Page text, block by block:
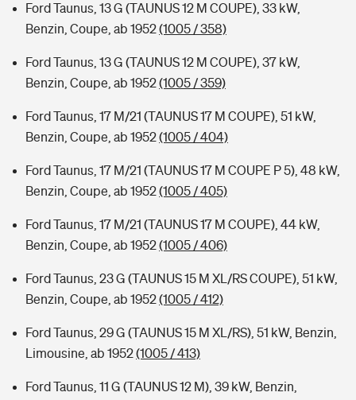
Ford Taunus, 13 G (TAUNUS 12 M COUPE), 33 kW,
Benzin, Coupe, ab 1952(1005 / 358)
Ford Taunus, 13 G (TAUNUS 12 M COUPE), 37 kW,
Benzin, Coupe, ab 1952(1005 / 359)
Ford Taunus, 17 M/21 (TAUNUS 17 M COUPE), 51 kW,
Benzin, Coupe, ab 1952(1005 / 404)
Ford Taunus, 17 M/21 (TAUNUS 17 M COUPE P 5), 48 kW,
Benzin, Coupe, ab 1952(1005 / 405)
Ford Taunus, 17 M/21 (TAUNUS 17 M COUPE), 44 kW,
Benzin, Coupe, ab 1952(1005 / 406)
Ford Taunus, 23 G (TAUNUS 15 M XL/RS COUPE), 51 kW,
Benzin, Coupe, ab 1952(1005 / 412)
Ford Taunus, 29 G (TAUNUS 15 M XL/RS), 51 kW, Benzin,
Limousine, ab 1952(1005 / 413)
Ford Taunus, 11 G (TAUNUS 12 M), 39 kW, Benzin,